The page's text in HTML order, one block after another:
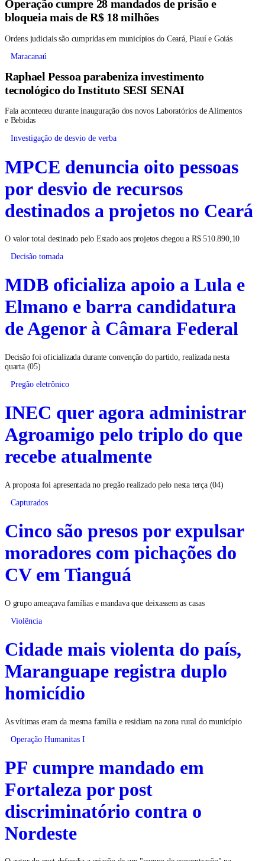
bloqueia mais de R$ 18 milhões
Ordens judiciais são cumpridas em municípios do Ceará, Piauí e Goiás
Maracanaú
Raphael Pessoa parabeniza investimento
tecnológico do Instituto SESI SENAI
Fala aconteceu durante inauguração dos novos Laboratórios de Alimentos
e Bebidas
Investigação de desvio de verba
MPCE denuncia oito pessoas
por desvio de recursos
destinados a projetos no Ceará
O valor total destinado pelo Estado aos projetos chegou a R$ 510.890,10
Decisão tomada
MDB oficializa apoio a Lula e
Elmano e barra candidatura
de Agenor à Câmara Federal
Decisão foi oficializada durante convenção do partido, realizada nesta
quarta (05)
Pregão eletrônico
INEC quer agora administrar
Agroamigo pelo triplo do que
recebe atualmente
A proposta foi apresentada no pregão realizado pelo nesta terça (04)
Capturados
Cinco são presos por expulsar
moradores com pichações do
CV em Tianguá
O grupo ameaçava famílias e mandava que deixassem as casas
Violência
Cidade mais violenta do país,
Maranguape registra duplo
homicídio
As vítimas eram da mesma família e residiam na zona rural do município
Operação Humanitas I
PF cumpre mandado em
Fortaleza por post
discriminatório contra o
Nordeste